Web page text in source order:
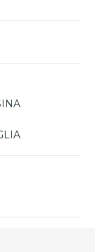
di 5 anni
da appendere